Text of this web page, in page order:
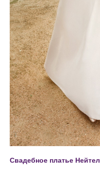
Свадебное платье Нейтел